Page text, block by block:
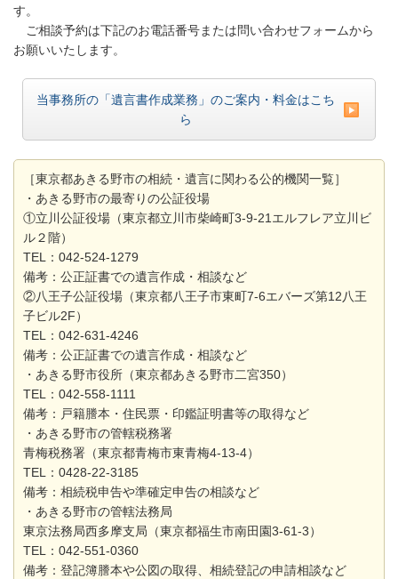
す。
ご相談予約は下記のお電話番号または問い合わせフォームから
お願いいたします。
当事務所の「遺言書作成業務」のご案内・料金はこち
ら
［東京都あきる野市の相続・遺言に関わる公的機関一覧］
・あきる野市の最寄りの公証役場
①立川公証役場（東京都立川市柴崎町3-9-21エルフレア立川ビ
ル２階）
TEL：042-524-1279
備考：公正証書での遺言作成・相談など
②八王子公証役場（東京都八王子市東町7-6エバーズ第12八王
子ビル2F）
TEL：042-631-4246
備考：公正証書での遺言作成・相談など
・あきる野市役所（東京都あきる野市二宮350）
TEL：042-558-1111
備考：戸籍謄本・住民票・印鑑証明書等の取得など
・あきる野市の管轄税務署
青梅税務署（東京都青梅市東青梅4-13-4）
TEL：0428-22-3185
備考：相続税申告や準確定申告の相談など
・あきる野市の管轄法務局
東京法務局西多摩支局（東京都福生市南田園3-61-3）
TEL：042-551-0360
備考：登記簿謄本や公図の取得、相続登記の申請相談など